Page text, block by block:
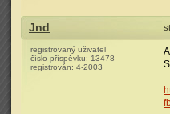
Jnd
registrovaný uživatel
číslo příspěvku: 13478
registrován: 4-2003